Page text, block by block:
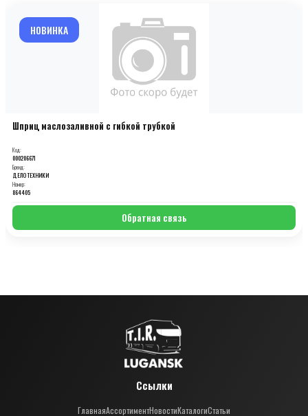
НОВИНКА
Шприц маслозаливной с гибкой трубкой
Код:
000206671
Бренд:
ДЕЛО ТЕХНИКИ
Номер:
864405
Обратная связь
Ссылки
ГлавнаяАссортиментНовостиКаталогиСтатьи